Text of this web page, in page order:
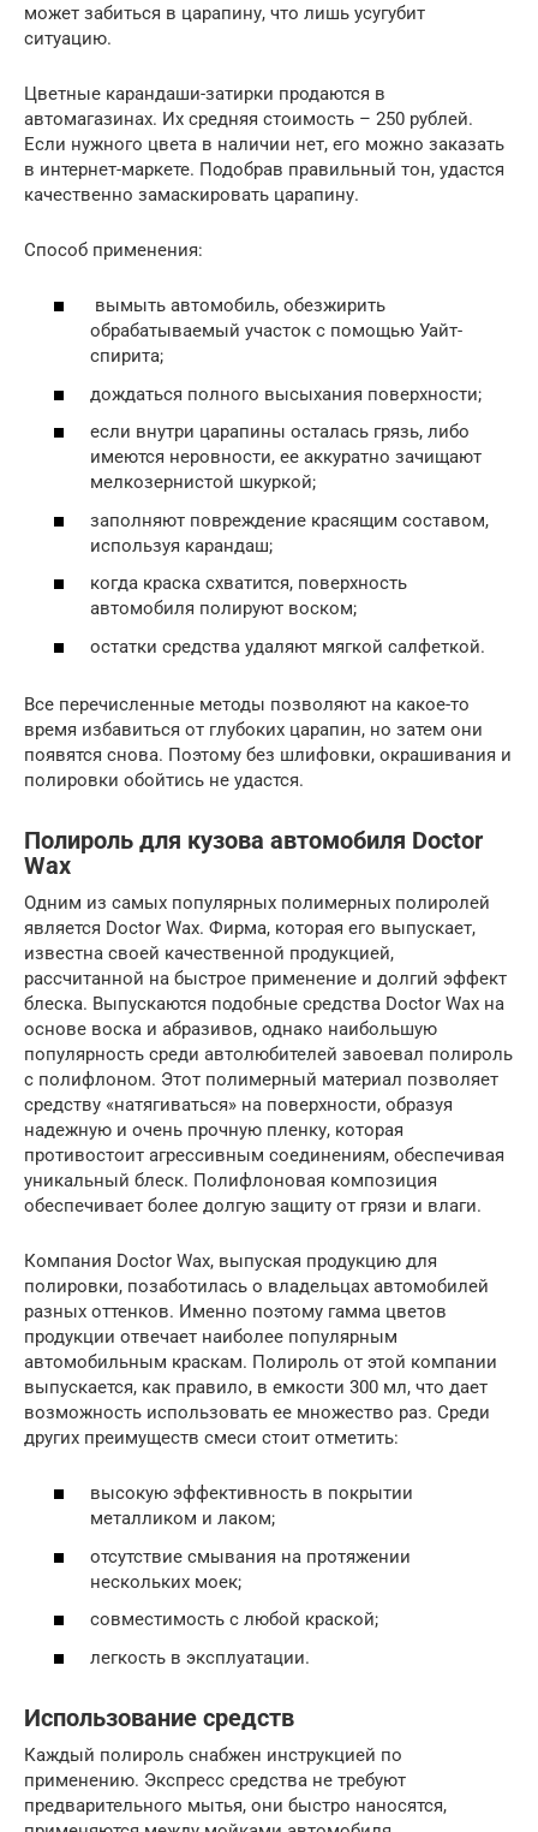
может забиться в царапину, что лишь усугубит
ситуацию.
Цветные карандаши-затирки продаются в
автомагазинах. Их средняя стоимость – 250 рублей.
Если нужного цвета в наличии нет, его можно заказать
в интернет-маркете. Подобрав правильный тон, удастся
качественно замаскировать царапину.
Способ применения:
вымыть автомобиль, обезжирить
обрабатываемый участок с помощью Уайт-
спирита;
дождаться полного высыхания поверхности;
если внутри царапины осталась грязь, либо
имеются неровности, ее аккуратно зачищают
мелкозернистой шкуркой;
заполняют повреждение красящим составом,
используя карандаш;
когда краска схватится, поверхность
автомобиля полируют воском;
остатки средства удаляют мягкой салфеткой.
Все перечисленные методы позволяют на какое-то
время избавиться от глубоких царапин, но затем они
появятся снова. Поэтому без шлифовки, окрашивания и
полировки обойтись не удастся.
Полироль для кузова автомобиля Doctor
Wax
Одним из самых популярных полимерных полиролей
является Doctor Wax. Фирма, которая его выпускает,
известна своей качественной продукцией,
рассчитанной на быстрое применение и долгий эффект
блеска. Выпускаются подобные средства Doctor Wax на
основе воска и абразивов, однако наибольшую
популярность среди автолюбителей завоевал полироль
с полифлоном. Этот полимерный материал позволяет
средству «натягиваться» на поверхности, образуя
надежную и очень прочную пленку, которая
противостоит агрессивным соединениям, обеспечивая
уникальный блеск. Полифлоновая композиция
обеспечивает более долгую защиту от грязи и влаги.
Компания Doctor Wax, выпуская продукцию для
полировки, позаботилась о владельцах автомобилей
разных оттенков. Именно поэтому гамма цветов
продукции отвечает наиболее популярным
автомобильным краскам. Полироль от этой компании
выпускается, как правило, в емкости 300 мл, что дает
возможность использовать ее множество раз. Среди
других преимуществ смеси стоит отметить:
высокую эффективность в покрытии
металликом и лаком;
отсутствие смывания на протяжении
нескольких моек;
совместимость с любой краской;
легкость в эксплуатации.
Использование средств
Каждый полироль снабжен инструкцией по
применению. Экспресс средства не требуют
предварительного мытья, они быстро наносятся,